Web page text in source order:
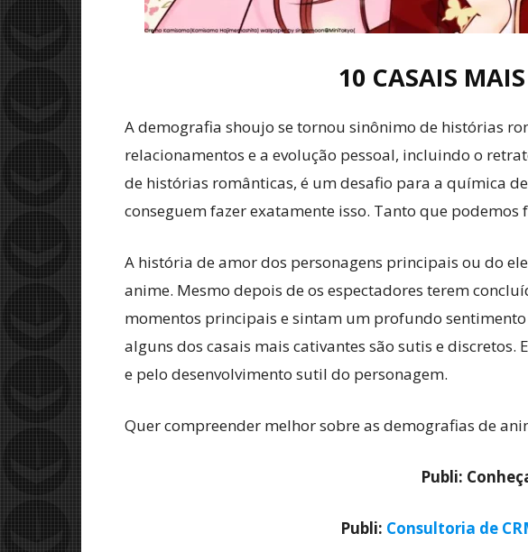
10 CASAIS
A demografia shoujo se tornou sinônimo de histórias
relacionamentos e a evolução pessoal, incluindo o
de histórias românticas, é um desafio para a química
conseguem fazer exatamente isso. Tanto que
A história de amor dos personagens principais ou do
anime. Mesmo depois de os espectadores terem
momentos principais e sintam um profundo
alguns dos casais mais cativantes são sutis e
e pelo desenvolvimento sutil do personagem.
Quer compreender melhor sobre as demografias de
Publi:
Publi: Consultoria de